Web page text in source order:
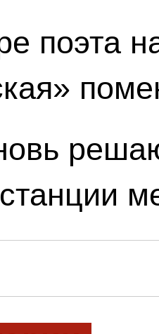
поэта